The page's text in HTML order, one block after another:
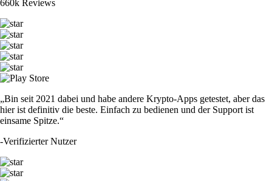
660k Reviews
„Bin seit 2021 dabei und habe andere Krypto-Apps getestet, aber das
hier ist definitiv die beste. Einfach zu bedienen und der Support ist
einsame Spitze.“
-Verifizierter Nutzer